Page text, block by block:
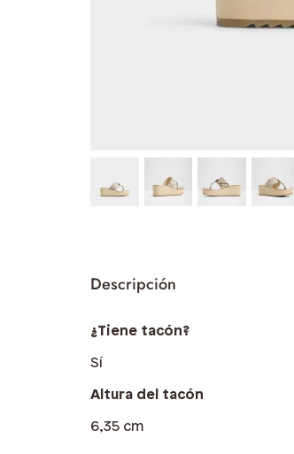
¿Tiene tacón?
Sí
Altura del tacón
6,35 cm